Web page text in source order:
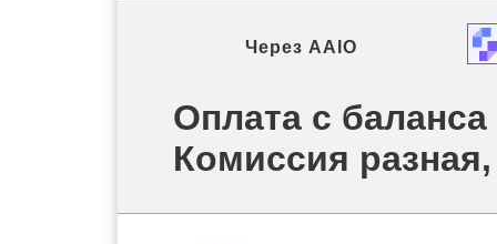
Через AAIO
Оплата с
Комиссия